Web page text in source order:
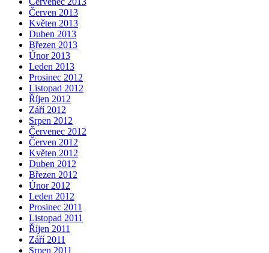
Červen 2013
Květen 2013
Duben 2013
Březen 2013
Únor 2013
Leden 2013
Prosinec 2012
Listopad 2012
Říjen 2012
Září 2012
Srpen 2012
Červenec 2012
Červen 2012
Květen 2012
Duben 2012
Březen 2012
Únor 2012
Leden 2012
Prosinec 2011
Listopad 2011
Říjen 2011
Září 2011
Srpen 2011